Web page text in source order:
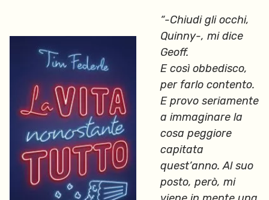
“-Chiudi gli occhi,
Quinny-, mi dice
Geoff.
E così obbedisco,
per farlo contento.
E provo seriamente
a immaginare la
cosa peggiore
capitata
quest’anno. Al suo
posto, però, mi